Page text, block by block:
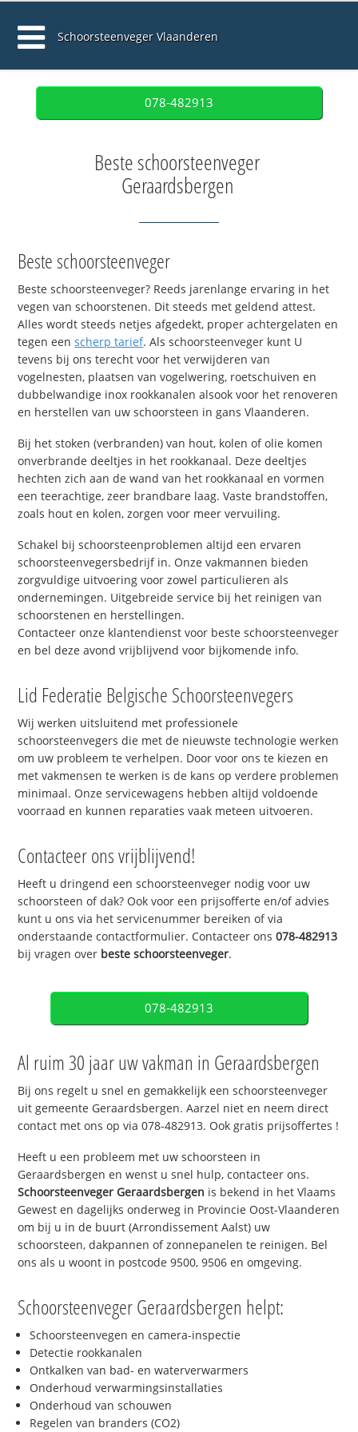
Schoorsteenveger Vlaanderen
078-482913
Beste schoorsteenveger
Geraardsbergen
Beste schoorsteenveger
Beste schoorsteenveger? Reeds jarenlange ervaring in het
vegen van schoorstenen. Dit steeds met geldend attest.
Alles wordt steeds netjes afgedekt, proper achtergelaten en
tegen eenscherp tarief. Als schoorsteenveger kunt U
tevens bij ons terecht voor het verwijderen van
vogelnesten, plaatsen van vogelwering, roetschuiven en
dubbelwandige inox rookkanalen alsook voor het renoveren
en herstellen van uw schoorsteen in gans Vlaanderen.
Bij het stoken (verbranden) van hout, kolen of olie komen
onverbrande deeltjes in het rookkanaal. Deze deeltjes
hechten zich aan de wand van het rookkanaal en vormen
een teerachtige, zeer brandbare laag. Vaste brandstoffen,
zoals hout en kolen, zorgen voor meer vervuiling.
Schakel bij schoorsteenproblemen altijd een ervaren
schoorsteenvegersbedrijf in. Onze vakmannen bieden
zorgvuldige uitvoering voor zowel particulieren als
ondernemingen. Uitgebreide service bij het reinigen van
schoorstenen en herstellingen.
Contacteer onze klantendienst voor beste schoorsteenveger
en bel deze avond vrijblijvend voor bijkomende info.
Lid Federatie Belgische Schoorsteenvegers
Wij werken uitsluitend met professionele
schoorsteenvegers die met de nieuwste technologie werken
om uw probleem te verhelpen. Door voor ons te kiezen en
met vakmensen te werken is de kans op verdere problemen
minimaal. Onze servicewagens hebben altijd voldoende
voorraad en kunnen reparaties vaak meteen uitvoeren.
Contacteer ons vrijblijvend!
Heeft u dringend een schoorsteenveger nodig voor uw
schoorsteen of dak? Ook voor een prijsofferte en/of advies
kunt u ons via het servicenummer bereiken of via
onderstaande contactformulier. Contacteer ons078-482913
bij vragen over beste schoorsteenveger.
078-482913
Al ruim 30 jaar uw vakman in Geraardsbergen
Bij ons regelt u snel en gemakkelijk een schoorsteenveger
uit gemeente Geraardsbergen. Aarzel niet en neem direct
contact met ons op via 078-482913. Ook gratis prijsoffertes !
Heeft u een probleem met uw schoorsteen in
Geraardsbergen en wenst u snel hulp, contacteer ons.
Schoorsteenveger Geraardsbergen is bekend in het Vlaams
Gewest en dagelijks onderweg in Provincie Oost-Vlaanderen
om bij u in de buurt (Arrondissement Aalst) uw
schoorsteen, dakpannen of zonnepanelen te reinigen. Bel
ons als u woont in postcode 9500, 9506 en omgeving.
Schoorsteenveger Geraardsbergen helpt:
Schoorsteenvegen en camera-inspectie
Detectie rookkanalen
Ontkalken van bad- en waterverwarmers
Onderhoud verwarmingsinstallaties
Onderhoud van schouwen
Regelen van branders (CO2)